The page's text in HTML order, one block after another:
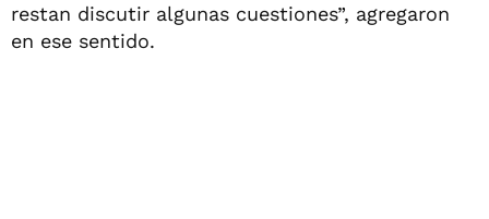
restan discutir algunas cuestiones”, agregaron
en ese sentido.